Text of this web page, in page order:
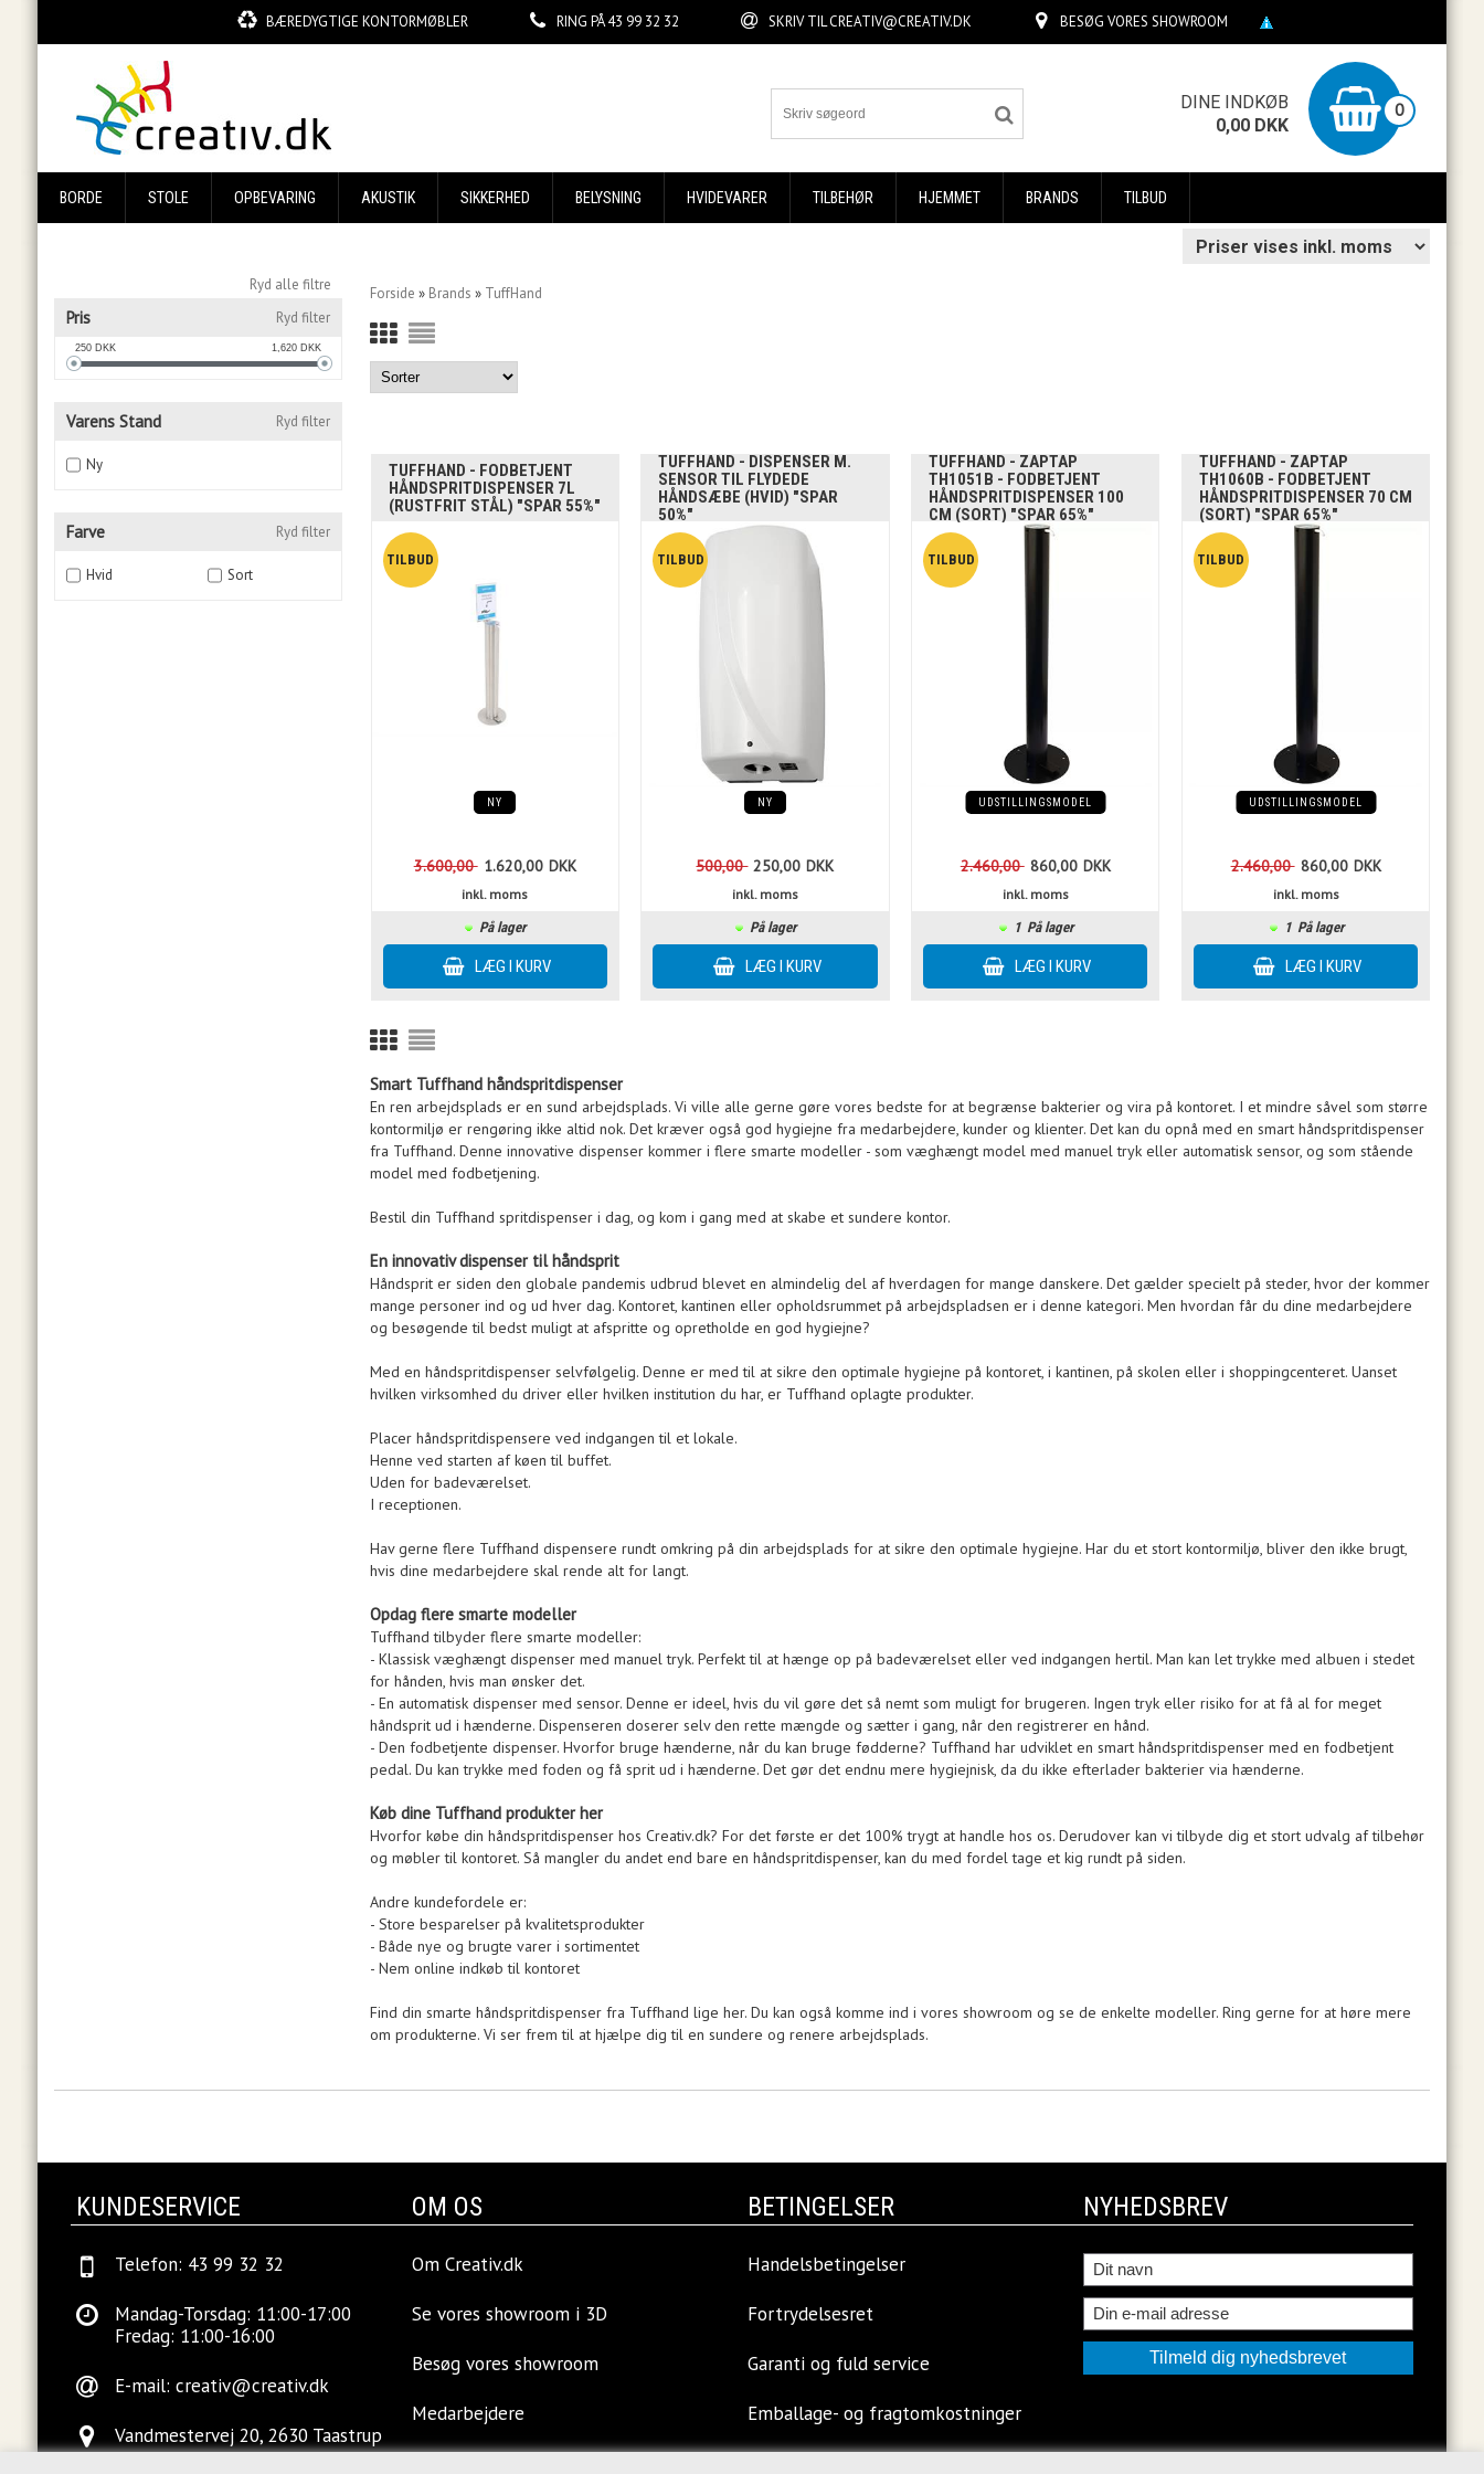
BÆREDYGTIGE KONTORMØBLER RING PÅ43 99 32 32 SKRIV TILCREATIV@CREATIV.DK BESØG VORES SHOWROOM
DINE INDKØB 0
0,00 DKK
BORDE STOLE OPBEVARING AKUSTIK SIKKERHED BELYSNING HVIDEVARER TILBEHØR HJEMMET BRANDS TILBUD
Ryd alle filtre
Pris Ryd filter
250DKK 1,620DKK
Varens Stand Ryd filter
Ny
Farve Ryd filter
Hvid Sort
Forside » Brands » TuffHand
TUFFHAND - FODBETJENT
HÅNDSPRITDISPENSER 7L
(RUSTFRIT STÅL) "SPAR 55%"
NY
3.600,00 1.620,00 DKK
inkl. moms
På lager
TUFFHAND - DISPENSER M.
SENSOR TIL FLYDEDE
HÅNDSÆBE (HVID) "SPAR
50%"
NY
500,00 250,00 DKK
inkl. moms
På lager
TUFFHAND - ZAPTAP
TH1051B - FODBETJENT
HÅNDSPRITDISPENSER 100
CM (SORT) "SPAR 65%"
UDSTILLINGSMODEL
2.460,00 860,00 DKK
inkl. moms
1 På lager
TUFFHAND - ZAPTAP
TH1060B - FODBETJENT
HÅNDSPRITDISPENSER 70 CM
(SORT) "SPAR 65%"
UDSTILLINGSMODEL
2.460,00 860,00 DKK
inkl. moms
1 På lager
Smart Tuffhand håndspritdispenser
En ren arbejdsplads er en sund arbejdsplads. Vi ville alle gerne gøre vores bedste for at begrænse bakterier og vira på kontoret. I et mindre såvel som større
kontormiljø er rengøring ikke altid nok. Det kræver også god hygiejne fra medarbejdere, kunder og klienter. Det kan du opnå med en smart håndspritdispenser
fra Tuffhand. Denne innovative dispenser kommer i flere smarte modeller - som væghængt model med manuel tryk eller automatisk sensor, og som stående
model med fodbetjening.
Bestil din Tuffhand spritdispenser i dag, og kom i gang med at skabe et sundere kontor.
En innovativ dispenser til håndsprit
Håndsprit er siden den globale pandemis udbrud blevet en almindelig del af hverdagen for mange danskere. Det gælder specielt på steder, hvor der kommer
mange personer ind og ud hver dag. Kontoret, kantinen eller opholdsrummet på arbejdspladsen er i denne kategori. Men hvordan får du dine medarbejdere
og besøgende til bedst muligt at afspritte og opretholde en god hygiejne?
Med en håndspritdispenser selvfølgelig. Denne er med til at sikre den optimale hygiejne på kontoret, i kantinen, på skolen eller i shoppingcenteret. Uanset
hvilken virksomhed du driver eller hvilken institution du har, er Tuffhand oplagte produkter.
Placer håndspritdispensere ved indgangen til et lokale.
Henne ved starten af køen til buffet.
Uden for badeværelset.
I receptionen.
Hav gerne flere Tuffhand dispensere rundt omkring på din arbejdsplads for at sikre den optimale hygiejne. Har du et stort kontormiljø, bliver den ikke brugt,
hvis dine medarbejdere skal rende alt for langt.
Opdag flere smarte modeller
Tuffhand tilbyder flere smarte modeller:
- Klassisk væghængt dispenser med manuel tryk. Perfekt til at hænge op på badeværelset eller ved indgangen hertil. Man kan let trykke med albuen i stedet
for hånden, hvis man ønsker det.
- En automatisk dispenser med sensor. Denne er ideel, hvis du vil gøre det så nemt som muligt for brugeren. Ingen tryk eller risiko for at få al for meget
håndsprit ud i hænderne. Dispenseren doserer selv den rette mængde og sætter i gang, når den registrerer en hånd.
- Den fodbetjente dispenser. Hvorfor bruge hænderne, når du kan bruge fødderne? Tuffhand har udviklet en smart håndspritdispenser med en fodbetjent
pedal. Du kan trykke med foden og få sprit ud i hænderne. Det gør det endnu mere hygiejnisk, da du ikke efterlader bakterier via hænderne.
Køb dine Tuffhand produkter her
Hvorfor købe din håndspritdispenser hos Creativ.dk? For det første er det 100% trygt at handle hos os. Derudover kan vi tilbyde dig et stort udvalg af tilbehør
og møbler til kontoret. Så mangler du andet end bare en håndspritdispenser, kan du med fordel tage et kig rundt på siden.
Andre kundefordele er:
- Store besparelser på kvalitetsprodukter
- Både nye og brugte varer i sortimentet
- Nem online indkøb til kontoret
Find din smarte håndspritdispenser fra Tuffhand lige her. Du kan også komme ind i vores showroom og se de enkelte modeller. Ring gerne for at høre mere
om produkterne. Vi ser frem til at hjælpe dig til en sundere og renere arbejdsplads.
KUNDESERVICE
Telefon: 43 99 32 32
Mandag-Torsdag: 11:00-17:00
Fredag: 11:00-16:00
E-mail: creativ@creativ.dk
Vandmestervej 20, 2630 Taastrup
OM OS
Om Creativ.dk
Se vores showroom i 3D
Besøg vores showroom
Medarbejdere
BETINGELSER
Handelsbetingelser
Fortrydelsesret
Garanti og fuld service
Emballage- og fragtomkostninger
NYHEDSBREV